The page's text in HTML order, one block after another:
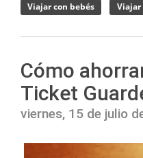
Viajar con bebés
Viajar
Cómo
Ticket
viernes, 15 de julio